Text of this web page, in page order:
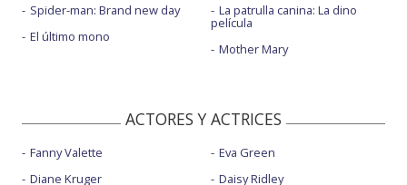
Spider-man: Brand new day
El último mono
La patrulla canina: La dino
película
Mother Mary
ACTORES Y ACTRICES
Fanny Valette
Diane Kruger
Eva Green
Daisy Ridley